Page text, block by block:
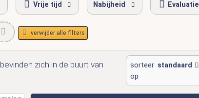
Vrije tijd Nabijheid Evaluatie
verwijder alle filters
bevinden zich in de buurt van
sorteer
op
standaard